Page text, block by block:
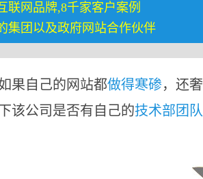
联网品牌,8千家客户案例
集团以及政府网站合作伙伴
果自己的网站都做得寒碜，还
该公司是否有自己的技术部团